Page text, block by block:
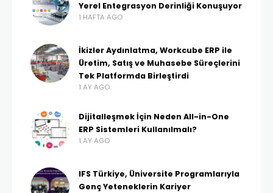
Yerel Entegrasyon Derinliği Konuşuyor
1 HAFTA AGO
İkizler Aydınlatma, Workcube ERP ile
Üretim, Satış ve Muhasebe Süreçlerini
Tek Platformda Birleştirdi
1 AY AGO
Dijitalleşmek İçin Neden All-in-One
ERP Sistemleri Kullanılmalı?
1 AY AGO
IFS Türkiye, Üniversite Programlarıyla
Genç Yeteneklerin Kariyer